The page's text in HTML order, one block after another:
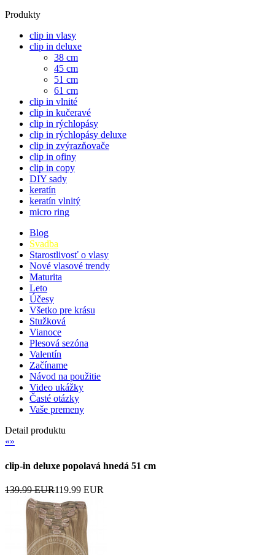
Produkty
clip in vlasy
clip in deluxe
38 cm
45 cm
51 cm
61 cm
clip in vlnité
clip in kučeravé
clip in rýchlopásy
clip in rýchlopásy deluxe
clip in zvýrazňovače
clip in ofiny
clip in copy
DIY sady
keratín
keratín vlnitý
micro ring
Blog
Svadba
Starostlivosť o vlasy
Nové vlasové trendy
Maturita
Leto
Účesy
Všetko pre krásu
Stužková
Vianoce
Plesová sezóna
Valentín
Začíname
Návod na použitie
Video ukážky
Časté otázky
Vaše premeny
Detail produktu
«»
clip-in deluxe popolavá hnedá 51 cm
139.99 EUR119.99 EUR